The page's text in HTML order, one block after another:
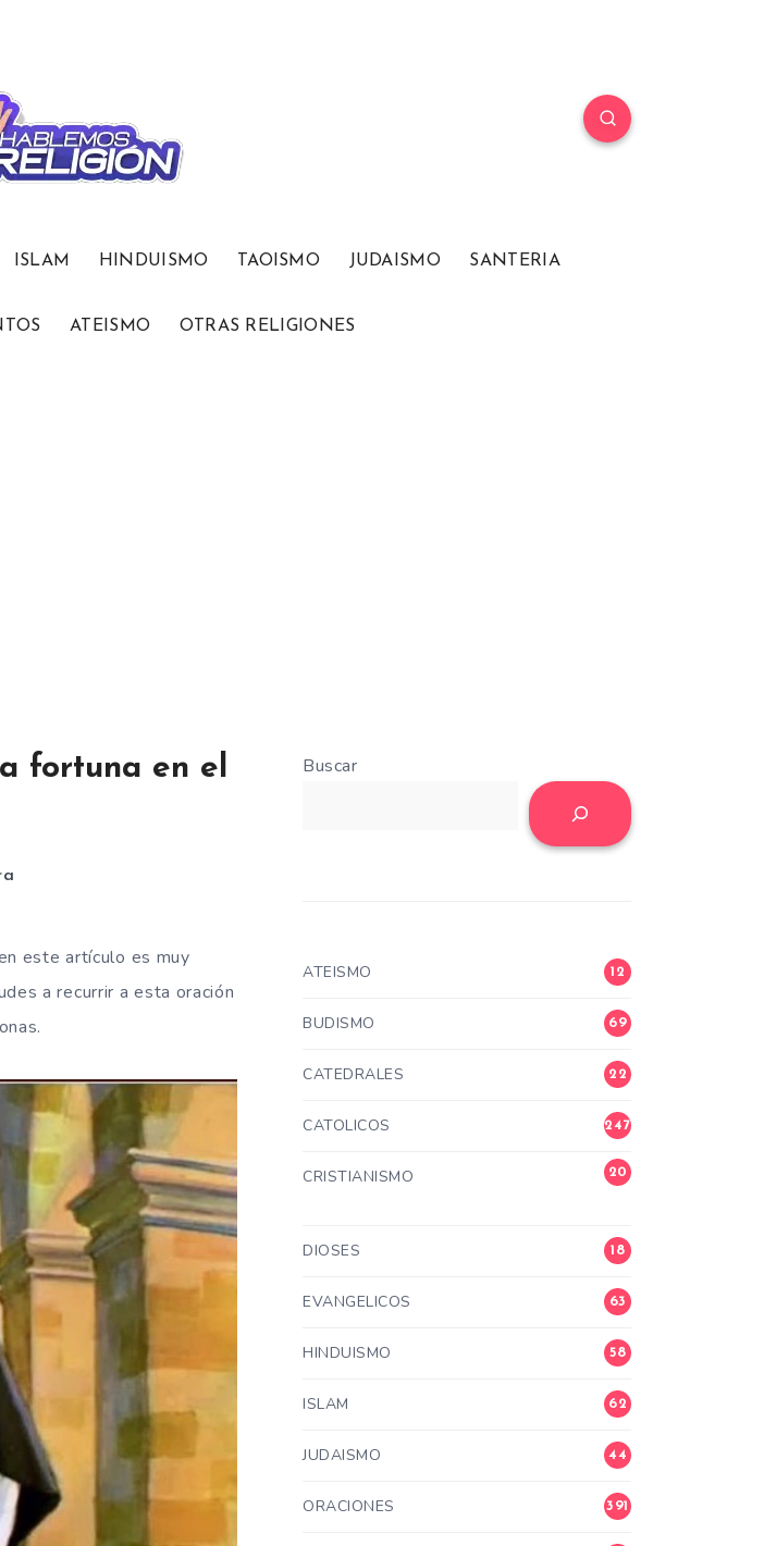
ISLAM HINDUISMO TAOISMO JUDAISMO SANTERIA
ATEISMO OTRAS RELIGIONES
fortuna en el
este artículo es muy
a recurrir a esta oración
Buscar
ATEISMO 12
BUDISMO 69
CATEDRALES 22
CATOLICOS 247
CRISTIANISMO
20
DIOSES 18
EVANGELICOS 63
HINDUISMO 58
ISLAM 62
JUDAISMO 44
ORACIONES 391